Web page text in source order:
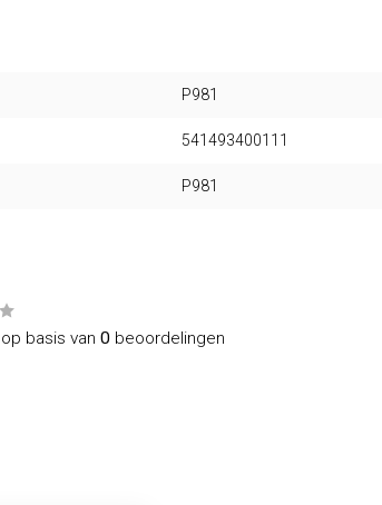
P981
541493400111
P981
basis van 0 beoordelingen